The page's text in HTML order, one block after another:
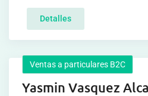
Detalles
Ventas a particulares B2C
Yasmin Vasquez